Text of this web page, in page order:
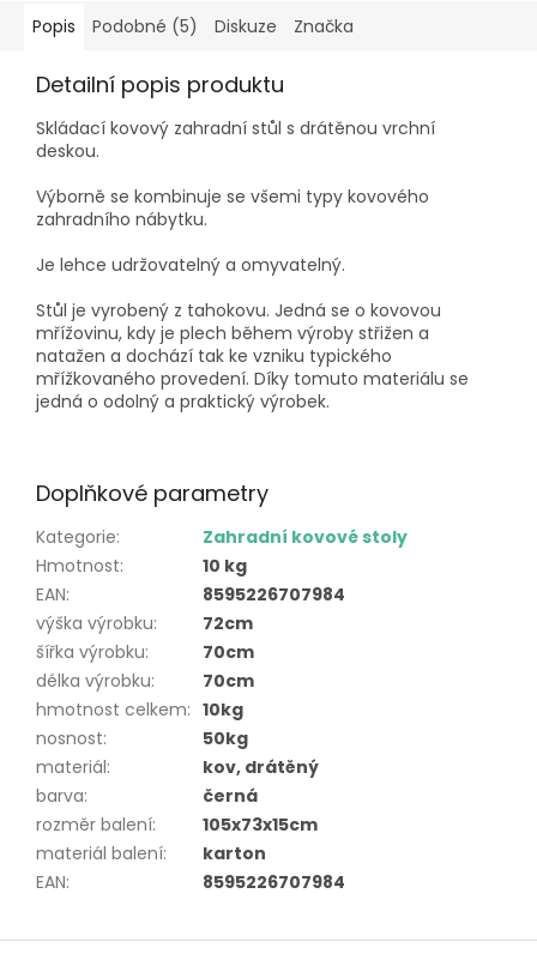
Popis Podobné (5) Diskuze Značka
Detailní popis produktu
Skládací kovový zahradní stůl s drátěnou vrchní
deskou.
Výborně se kombinuje se všemi typy kovového
zahradního nábytku.
Je lehce udržovatelný a omyvatelný.
Stůl je vyrobený z tahokovu. Jedná se o kovovou
mřížovinu, kdy je plech během výroby střižen a
natažen a dochází tak ke vzniku typického
mřížkovaného provedení. Díky tomuto materiálu se
jedná o odolný a praktický výrobek.
Doplňkové parametry
Kategorie:
Zahradní kovové stoly
Hmotnost:
10 kg
EAN:
8595226707984
výška výrobku:
72cm
šířka výrobku:
70cm
délka výrobku:
70cm
hmotnost celkem: 10kg
nosnost:
50kg
materiál:
kov, drátěný
barva:
černá
rozměr balení:
105x73x15cm
materiál balení:
karton
EAN: 8595226707984
Z